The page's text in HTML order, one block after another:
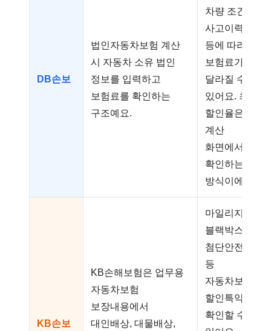
DB손보
법인자동차보험 계산
시 자동차 소유 법인
정보를 입력하고
보험료를 확인하는
구조예요.
차량 조건,
사고이력
등에 따라
보험료가
달라질 수
있어요. 최종
할인율은
계산
화면에서
확인하는
방식이에요.
KB손보
KB손해보험은 업무용
자동차보험
보장내용에서
대인배상, 대물배상,
마일리지,
블랙박스,
첨단안전장치
등
자동차보험
할인특약을
확인할 수